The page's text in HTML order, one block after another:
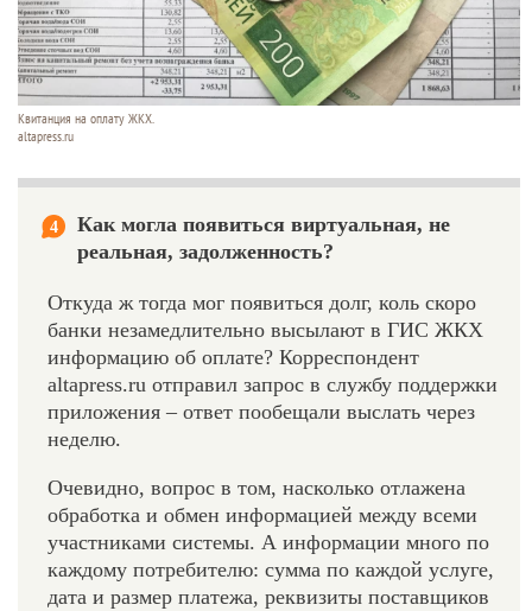
Квитанция на оплату ЖКХ.
altapress.ru
4
Как могла появиться виртуальная, не
реальная, задолженность?
Откуда ж тогда мог появиться долг, коль скоро
банки незамедлительно высылают в ГИС ЖКХ
информацию об оплате? Корреспондент
altapress.ru отправил запрос в службу поддержки
приложения – ответ пообещали выслать через
неделю.
Очевидно, вопрос в том, насколько отлажена
обработка и обмен информацией между всеми
участниками системы. А информации много по
каждому потребителю: сумма по каждой услуге,
дата и размер платежа, реквизиты поставщиков